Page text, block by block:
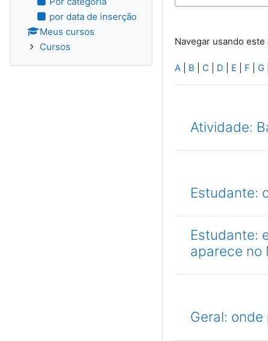
Navegar usando este
A| B C D E F G|
Atividade:
Estudante:
Estudante:
aparece no
Geral:
por data de inserção
Meus cursos
Cursos